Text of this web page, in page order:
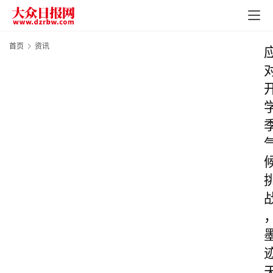
首页 资讯